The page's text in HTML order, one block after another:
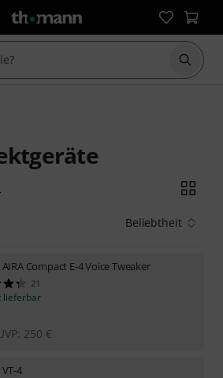
Suche
Beliebtheit
AIRA Compact E-4 Voice Tweaker
21
lieferbar
250 €
VT-4